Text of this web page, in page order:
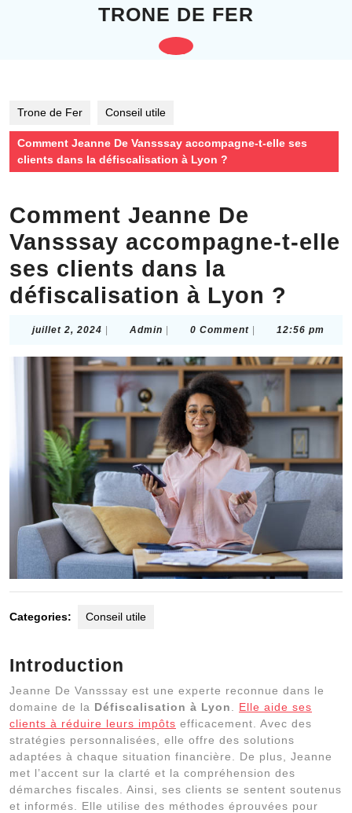
TRONE DE FER
Open
Trone de Fer Conseil utile
Comment Jeanne De Vansssay accompagne-t-elle ses
clients dans la défiscalisation à Lyon ?
Comment Jeanne De
Vansssay accompagne-t-elle
ses clients dans la
défiscalisation à Lyon ?
juillet 2, 2024 juillet
2024
Admin Admin0 Comment 12:56 pm
Categories: Conseil utile
Introduction
Jeanne De Vansssay est une experte reconnue dans le
domaine de la Défiscalisation à Lyon
Elle aide ses
clients à réduire leurs impôts efficacement. Avec des
stratégies personnalisées, elle offre des solutions
adaptées à chaque situation financière. De plus, Jeanne
met l’accent sur la clarté et la compréhension des
démarches fiscales. Ainsi, ses clients se sentent soutenus
et informés. Elle utilise des méthodes éprouvées pour